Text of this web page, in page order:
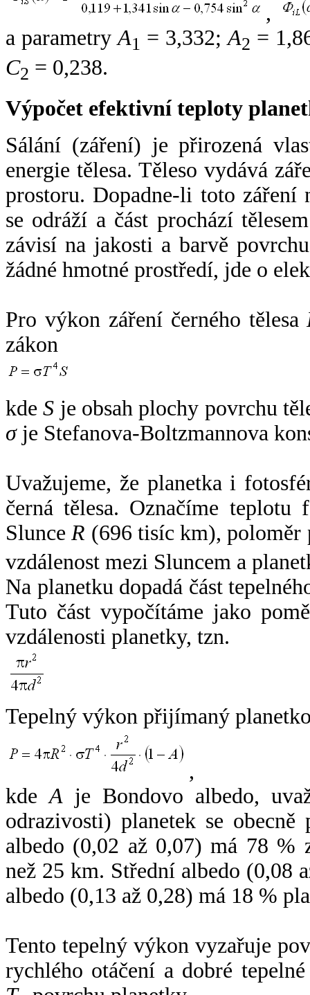
,
a parametryA1 = 3,332;A2 =
C2 = 0,238.
Výpočet efektivní teploty
Sálání (záření) je přirozená
energie tělesa. Těleso vydává
prostoru. Dopadne-li toto záření
se odráží a část prochází
závisí na jakosti a barvě
žádné hmotné prostředí, jde o
Pro výkon záření černého tělesa
zákon
kdeS je obsah plochy povrchu
σje Stefanova-Boltzmannova
Uvažujeme, že planetka i
černá tělesa. Označíme
SlunceR (696 tisíc km),
vzdálenost mezi Sluncem a
Na planetku dopadá část
Tuto část vypočítáme jako
vzdálenosti planetky, tzn.
Tepelný výkon přijímaný
,
kdeA je Bondovo albedo,
odrazivosti) planetek se
albedo (0,02 až 0,07) má 78 %
než 25 km. Střední albedo (0,08
albedo (0,13 až 0,28) má 18 %
Tento tepelný výkon vyzařuje
rychlého otáčení a dobré